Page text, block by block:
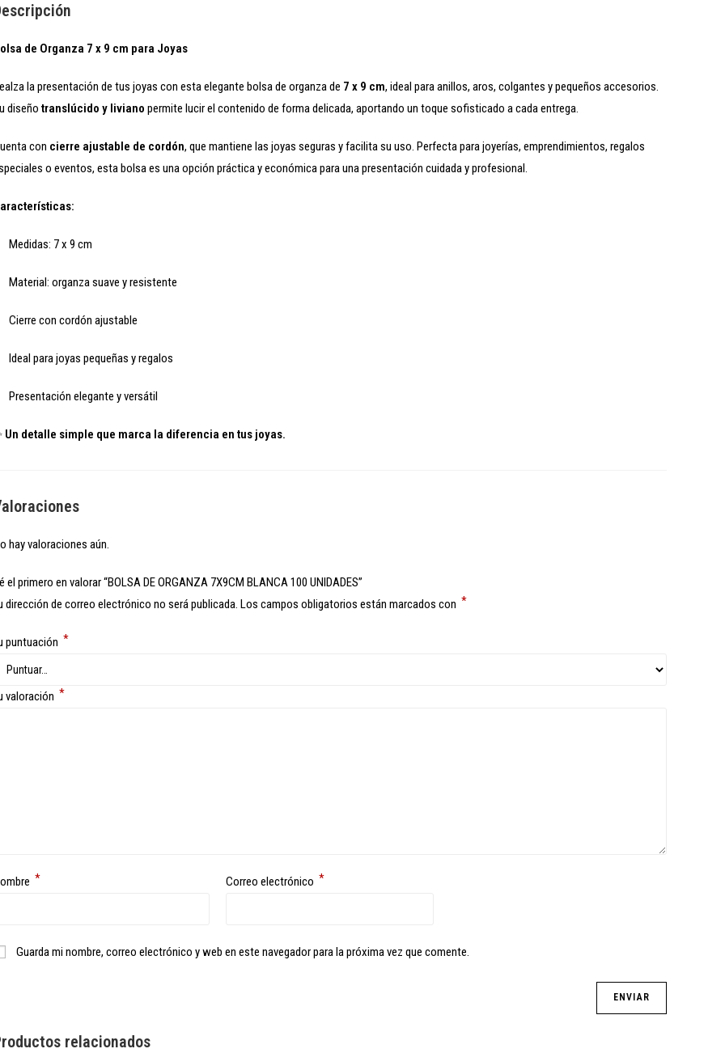
de Organza 7 x 9 cm para Joyas
la presentación de tus joyas con esta elegante bolsa de organza de 7 x 9 cm, ideal para anillos, aros, colgantes y pequeños accesorios.
diseño translúcido y liviano permite lucir el contenido de forma delicada, aportando un toque sofisticado a cada entrega.
con cierre ajustable de cordón, que mantiene las joyas seguras y facilita su uso. Perfecta para joyerías, emprendimientos, regalos
o eventos, esta bolsa es una opción práctica y económica para una presentación cuidada y profesional.
Medidas: 7 x 9 cm
Material: organza suave y resistente
Cierre con cordón ajustable
Ideal para joyas pequeñas y regalos
Presentación elegante y versátil
Un detalle simple que marca la diferencia en tus joyas.
hay valoraciones aún.
el primero en valorar “BOLSA DE ORGANZA 7X9CM BLANCA 100 UNIDADES”
dirección de correo electrónico no será publicada. Los campos obligatorios están marcados con *
puntuación *
valoración *
* Correo electrónico *
Guarda mi nombre, correo electrónico y web en este navegador para la próxima vez que comente.
relacionados